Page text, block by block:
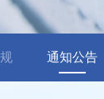
通知公告